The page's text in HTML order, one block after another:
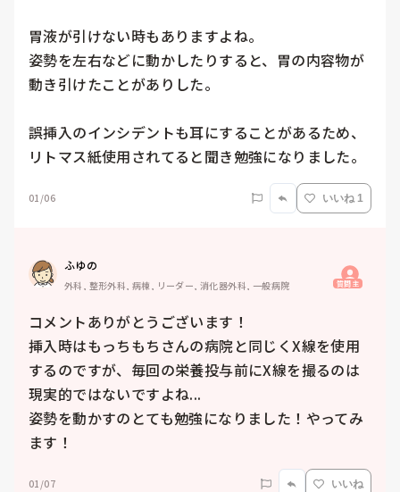
胃液が引けない時もありますよね。
姿勢を左右などに動かしたりすると、胃の内容物が
動き引けたことがありした。
誤挿入のインシデントも耳にすることがあるため、
リトマス紙使用されてると聞き勉強になりました。
01/06 いいね 1
ふゆの
外科, 整形外科, 病棟, リーダー, 消化器外科, 一般病院 質問主
コメントありがとうございます！
挿入時はもっちもちさんの病院と同じくX線を使用
するのですが、毎回の栄養投与前にX線を撮るのは
現実的ではないですよね...
姿勢を動かすのとても勉強になりました！やってみ
ます！
01/07 いいね